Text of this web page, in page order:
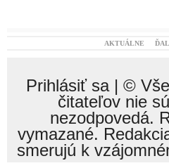
AKTUÁLNE
Prihlásiť sa| ©
čitateľov nie
nezodpovedá.
vymazané.
smerujú k